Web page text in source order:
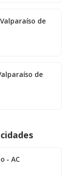
de
de
- AC